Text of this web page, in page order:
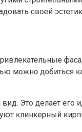
своей
можно добиться
вид. Это делает
клинкерный